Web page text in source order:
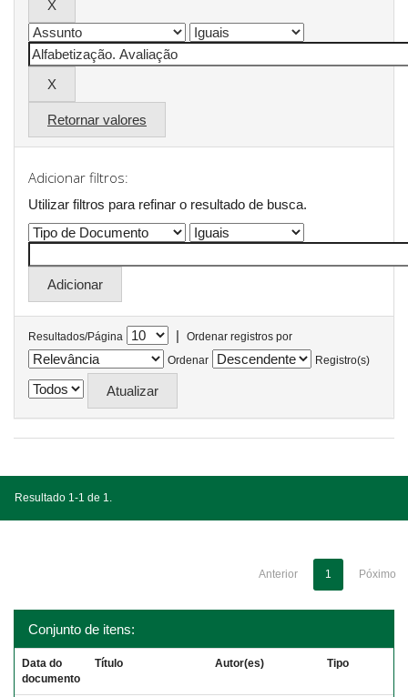
Retornar valores
Adicionar filtros:
Utilizar filtros para refinar o resultado de busca.
Resultados/Página |
Ordenar registros por
Ordenar
Registro(s)
Resultado 1-1 de 1.
Anterior 1 Póximo
Conjunto de itens:
Data do
documento
Título Autor(es) Tipo